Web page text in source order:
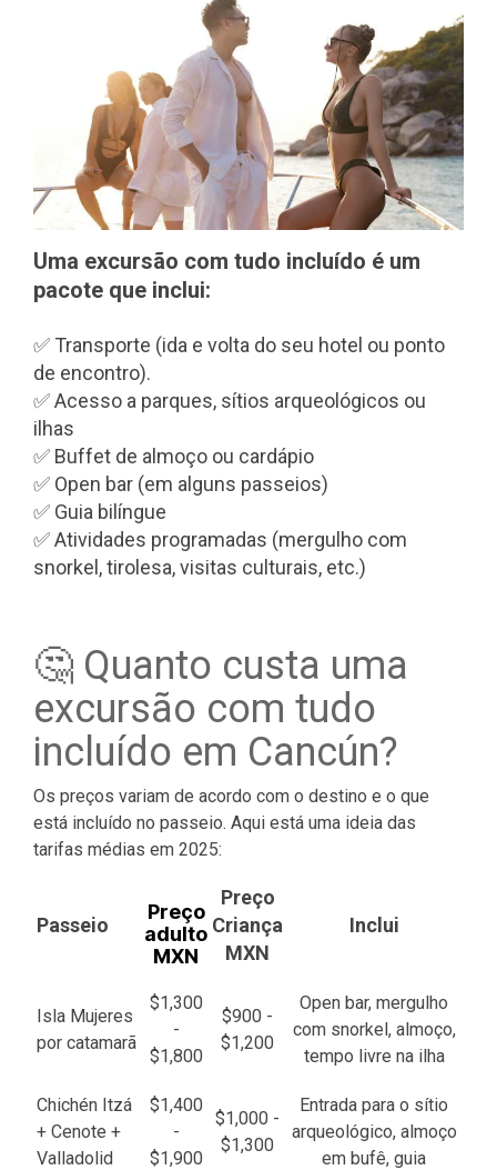
Uma excursão com tudo incluído é um
pacote que inclui:
✅ Transporte (ida e volta do seu hotel ou ponto
de encontro).
✅ Acesso a parques, sítios arqueológicos ou
ilhas
✅ Buffet de almoço ou cardápio
✅ Open bar (em alguns passeios)
✅ Guia bilíngue
✅ Atividades programadas (mergulho com
snorkel, tirolesa, visitas culturais, etc.)
🤔 Quanto custa uma
excursão com tudo
incluído em Cancún?
Os preços variam de acordo com o destino e o que
está incluído no passeio. Aqui está uma ideia das
tarifas médias em 2025:
Passeio
Preço
adulto
MXN
Preço
Criança
MXN
Inclui
Isla Mujeres
por catamarã
$1,300
-
$1,800
$900 -
$1,200
Open bar, mergulho
com snorkel, almoço,
tempo livre na ilha
Chichén Itzá
+ Cenote +
Valladolid
$1,400
-
$1,900
$1,000 -
$1,300
Entrada para o sítio
arqueológico, almoço
em bufê, guia